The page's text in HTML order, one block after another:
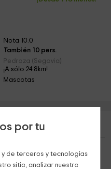
por tu
de terceros y tecnologías
sitio, analizar nuestro
Nota 10.0
También 10 pers.
Pedraza (Segovia)
¡A sólo 24.8km!
Mascotas
en la localidad de
del norte de la